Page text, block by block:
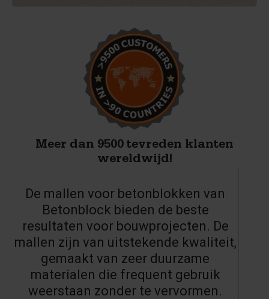
Meer dan 9500 tevreden klanten
wereldwijd!
De mallen voor betonblokken van
Betonblock bieden de beste
resultaten voor bouwprojecten. De
mallen zijn van uitstekende kwaliteit,
gemaakt van zeer duurzame
materialen die frequent gebruik
weerstaan zonder te vervormen.